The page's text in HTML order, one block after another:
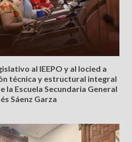
al IEEPO y al Iocied a
técnica y estructural integral
la Escuela Secundaria General
Sáenz Garza